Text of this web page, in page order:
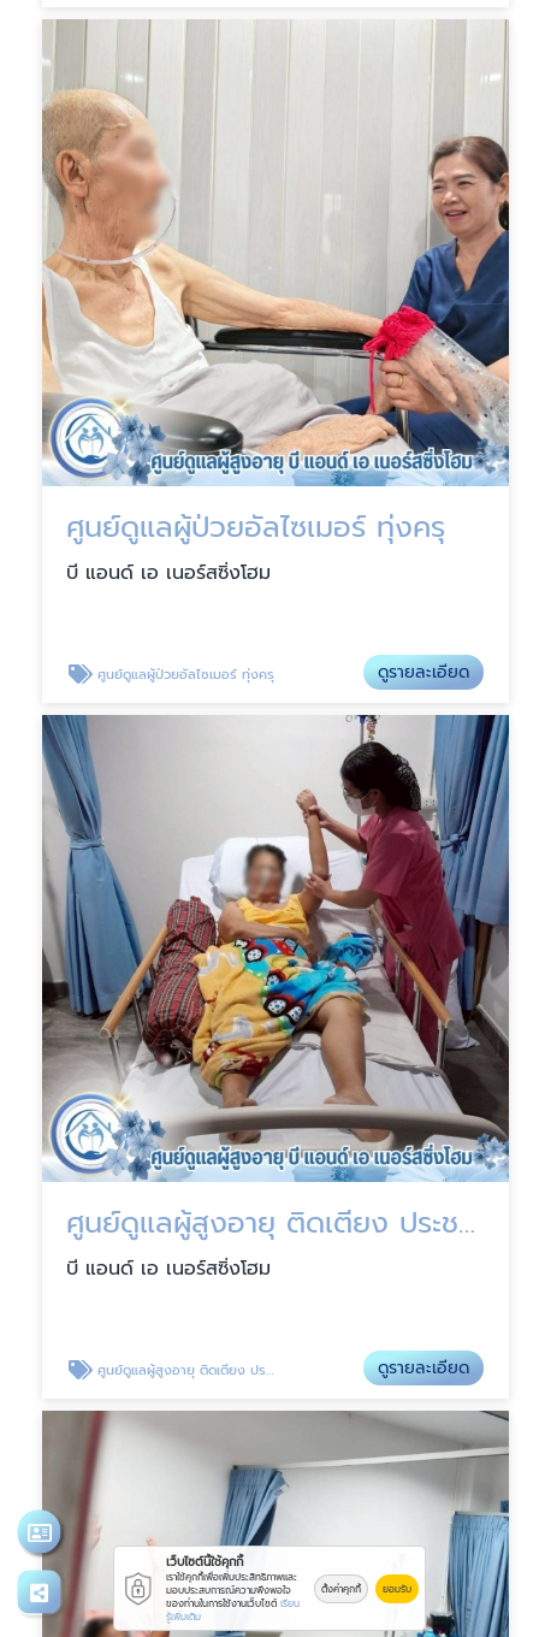
ศูนย์ดูแลผู้ป่วยอัลไซเมอร์ ทุ่งครุ
บี แอนด์ เอ เนอร์สซิ่งโฮม
ศูนย์ดูแลผู้ป่วยอัลไซเมอร์ ทุ่งครุ ดูรายละเอียด
ศูนย์ดูแลผู้สูงอายุ ติดเตียง ประชาอุทิศ
บี แอนด์ เอ เนอร์สซิ่งโฮม
ศูนย์ดูแลผู้สูงอายุ ติดเตียง ประชาอุทิศ ดูรายละเอียด
เว็บไซต์นี้ใช้คุกกี้
เราใช้คุกกี้เพื่อเพิ่มประสิทธิภาพและ
มอบประสบการณ์ความพึงพอใจ
ของท่านในการใช้งานเว็บไซต์ เรียน
รู้เพิ่มเติม
ตั้งค่าคุกกี้ ยอมรับ